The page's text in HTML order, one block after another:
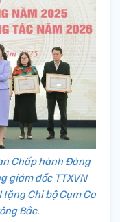
Chấp hành Đảng
giám đốc TTXVN
Chi bộ Cụm Cơ
Bắc.